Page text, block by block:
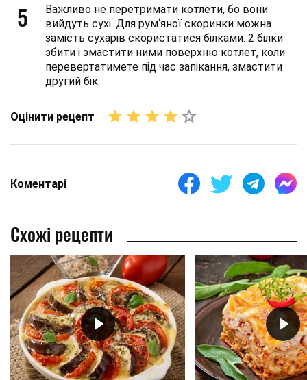
5
Важливо не перетримати котлети, бо вони
вийдуть сухі. Для рум‘яної скоринки можна
замість сухарів скористатися білками. 2 білки
збити і змастити ними поверхню котлет, коли
перевертатимете під час запікання, змастити
другий бік.
Оцінити рецепт
Коментарі
Схожі рецепти